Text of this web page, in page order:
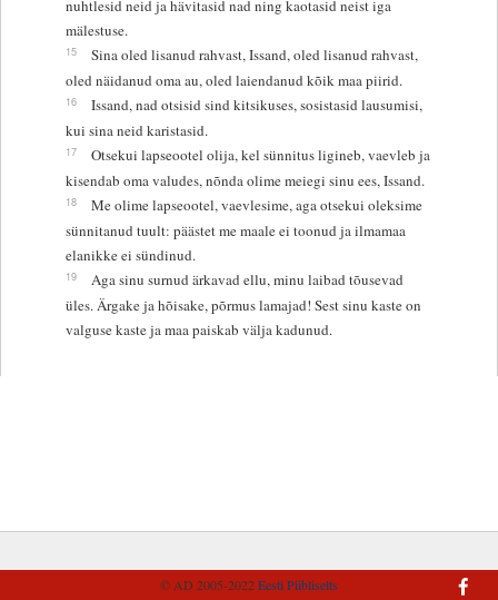
nuhtlesid neid ja hävitasid nad ning kaotasid neist iga
mälestuse.
15
Sina oled lisanud rahvast, Issand, oled lisanud rahvast,
oled näidanud oma au, oled laiendanud kõik maa piirid.
16
Issand, nad otsisid sind kitsikuses, sosistasid lausumisi,
kui sina neid karistasid.
17
Otsekui lapseootel olija, kel sünnitus ligineb, vaevleb ja
kisendab oma valudes, nõnda olime meiegi sinu ees, Issand.
18
Me olime lapseootel, vaevlesime, aga otsekui oleksime
sünnitanud tuult: päästet me maale ei toonud ja ilmamaa
elanikke ei sündinud.
19
Aga sinu surnud ärkavad ellu, minu laibad tõusevad
üles. Ärgake ja hõisake, põrmus lamajad! Sest sinu kaste on
valguse kaste ja maa paiskab välja kadunud.
© AD 2005-2022Eesti Piibliselts